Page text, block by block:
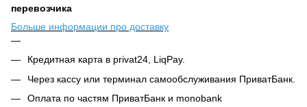
перевозчика
Больше информации про доставку
Кредитная карта в privat24, LiqPay.
Через кассу или терминал самообслуживания ПриватБанк.
Оплата по частям ПриватБанк и monobank